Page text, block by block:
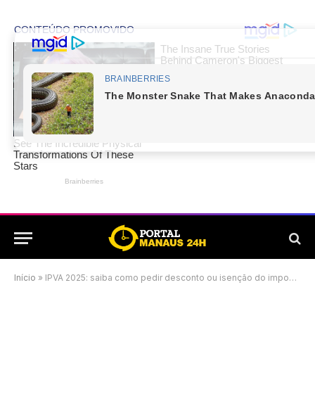
Início » IPVA 2025: saiba como pedir desconto ou isenção do imposto no AM